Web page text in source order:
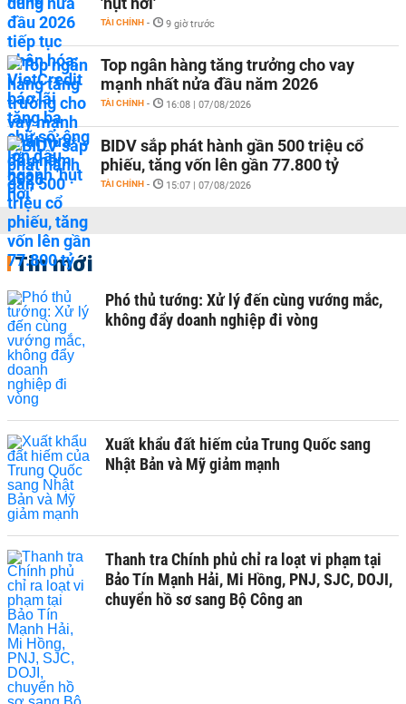
TÀI CHÍNH - 9 giờ trước
Top ngân hàng tăng trưởng cho vay
mạnh nhất nửa đầu năm 2026
TÀI CHÍNH - 16:08 | 07/08/2026
BIDV sắp phát hành gần 500 triệu cổ
phiếu, tăng vốn lên gần 77.800 tỷ
TÀI CHÍNH - 15:07 | 07/08/2026
Tin mới
Phó thủ tướng: Xử lý đến cùng vướng mắc,
không đẩy doanh nghiệp đi vòng
Xuất khẩu đất hiếm của Trung Quốc sang
Nhật Bản và Mỹ giảm mạnh
Thanh tra Chính phủ chỉ ra loạt vi phạm tại
Bảo Tín Mạnh Hải, Mi Hồng, PNJ, SJC, DOJI,
chuyển hồ sơ sang Bộ Công an